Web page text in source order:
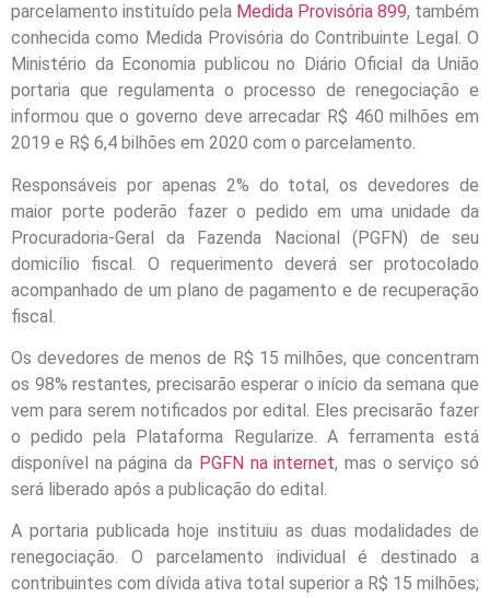
parcelamento instituído pela Medida Provisória 899, também
conhecida como Medida Provisória do Contribuinte Legal. O
Ministério da Economia publicou no Diário Oficial da União
portaria que regulamenta o processo de renegociação e
informou que o governo deve arrecadar R$ 460 milhões em
2019 e R$ 6,4 bilhões em 2020 com o parcelamento.
Responsáveis por apenas 2% do total, os devedores de
maior porte poderão fazer o pedido em uma unidade da
Procuradoria-Geral da Fazenda Nacional (PGFN) de seu
domicílio fiscal. O requerimento deverá ser protocolado
acompanhado de um plano de pagamento e de recuperação
fiscal.
Os devedores de menos de R$ 15 milhões, que concentram
os 98% restantes, precisarão esperar o início da semana que
vem para serem notificados por edital. Eles precisarão fazer
o pedido pela Plataforma Regularize. A ferramenta está
disponível na página da PGFN na internet, mas o serviço só
será liberado após a publicação do edital.
A portaria publicada hoje instituiu as duas modalidades de
renegociação. O parcelamento individual é destinado a
contribuintes com dívida ativa total superior a R$ 15 milhões;